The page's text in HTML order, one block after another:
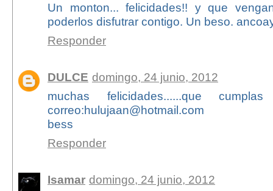
Un monton... felicidades!! y que
poderlos disfutrar contigo. Un beso.
Responder
DULCE domingo, 24 junio, 2012
muchas felicidades......que
correo:hulujaan@hotmail.com
bess
Responder
Isamar domingo, 24 junio, 2012